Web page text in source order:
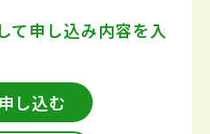
て申し込み内容を入
し込む